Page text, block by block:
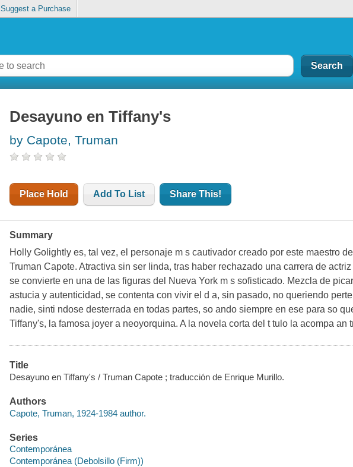
Suggest a Purchase
Desayuno en Tiffany's
by Capote, Truman
Place Hold Add To List Share This!
Summary
Holly Golightly es, tal vez, el personaje m s cautivador creado por este maestro
Truman Capote. Atractiva sin ser linda, tras haber rechazado una carrera de
se convierte en una de las figuras del Nueva York m s sofisticado. Mezcla de
astucia y autenticidad, se contenta con vivir el d a, sin pasado, no queriendo
nadie, sinti ndose desterrada en todas partes, so ando siempre en ese para so
Tiffany's, la famosa joyer a neoyorquina. A la novela corta del t tulo la acompa an
Title
Desayuno en Tiffany's / Truman Capote ; traducción de Enrique Murillo.
Authors
Capote, Truman, 1924-1984 author.
Series
Contemporánea
Contemporánea (Debolsillo (Firm))